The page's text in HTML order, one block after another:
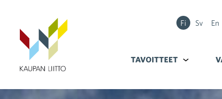
Fi Sv En
TAVOITTEET Alavalikko